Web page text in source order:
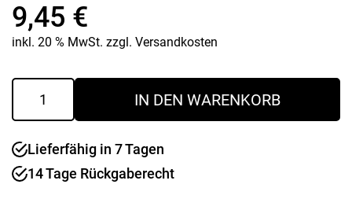
9,45 €
inkl. 20 % MwSt. zzgl. Versandkosten
Gebäckdosen
Christmas
klein
Menge
IN DEN WARENKORB
Lieferfähig in 7 Tagen
14 Tage Rückgaberecht